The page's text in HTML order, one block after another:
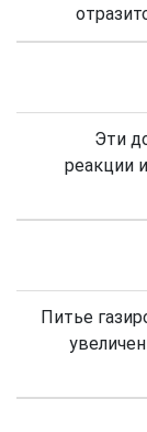
Эти
реакции
Питье